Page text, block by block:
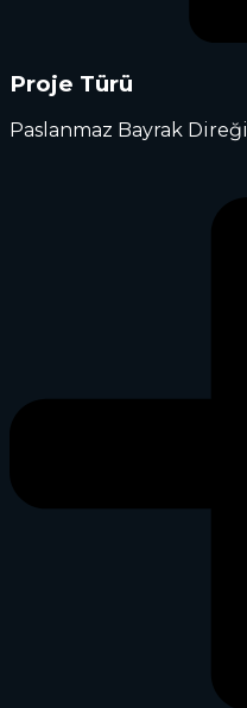
Proje Türü
Paslanmaz Bayrak Direği